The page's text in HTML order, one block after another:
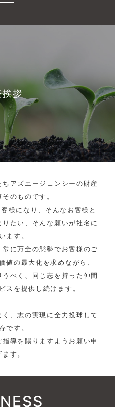
挨拶
ちアズエージェンシーの財産
のものです。
様になり、そんなお客様と
たい、そんな願いが社名に
ます。
に万全の態勢でお客様のご
値の最大化を求めながら、
べく、同じ志を持った仲間
スを提供し続けます。
、志の実現に全力投球して
です。
導を賜りますようお願い申
す。